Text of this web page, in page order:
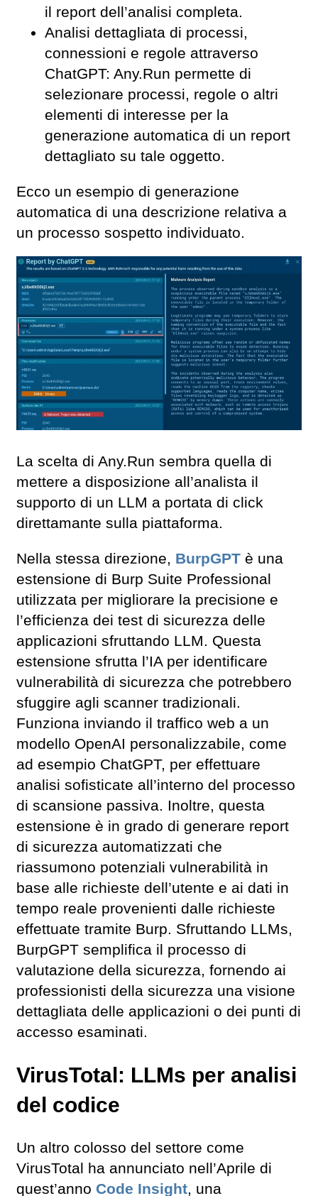
il report dell’analisi completa.
Analisi dettagliata di processi,
connessioni e regole attraverso
ChatGPT: Any.Run permette di
selezionare processi, regole o altri
elementi di interesse per la
generazione automatica di un report
dettagliato su tale oggetto.
Ecco un esempio di generazione
automatica di una descrizione relativa a
un processo sospetto individuato.
La scelta di Any.Run sembra quella di
mettere a disposizione all’analista il
supporto di un LLM a portata di click
direttamante sulla piattaforma.
Nella stessa direzione, BurpGPT è una
estensione di Burp Suite Professional
utilizzata per migliorare la precisione e
l’efficienza dei test di sicurezza delle
applicazioni sfruttando LLM. Questa
estensione sfrutta l’IA per identificare
vulnerabilità di sicurezza che potrebbero
sfuggire agli scanner tradizionali.
Funziona inviando il traffico web a un
modello OpenAI personalizzabile, come
ad esempio ChatGPT, per effettuare
analisi sofisticate all’interno del processo
di scansione passiva. Inoltre, questa
estensione è in grado di generare report
di sicurezza automatizzati che
riassumono potenziali vulnerabilità in
base alle richieste dell’utente e ai dati in
tempo reale provenienti dalle richieste
effettuate tramite Burp. Sfruttando LLMs,
BurpGPT semplifica il processo di
valutazione della sicurezza, fornendo ai
professionisti della sicurezza una visione
dettagliata delle applicazioni o dei punti di
accesso esaminati.
VirusTotal: LLMs per analisi
del codice
Un altro colosso del settore come
VirusTotal ha annunciato nell’Aprile di
quest’anno Code Insight, una